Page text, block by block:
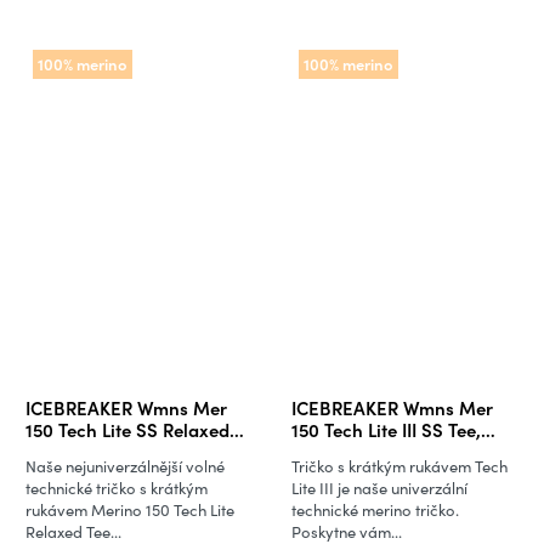
100% merino
ICEBREAKER Wmns Mer
150 Tech Lite SS Relaxed
Naše nejuniverzálnější volné
technické tričko s krátkým
rukávem Merino 150 Tech Lite
Relaxed Tee...
100% merino
ICEBREAKER Wmns Mer
150 Tech Lite III SS Tee,
Tričko s krátkým rukávem Tech
Lite III je naše univerzální
technické merino tričko.
Poskytne vám...